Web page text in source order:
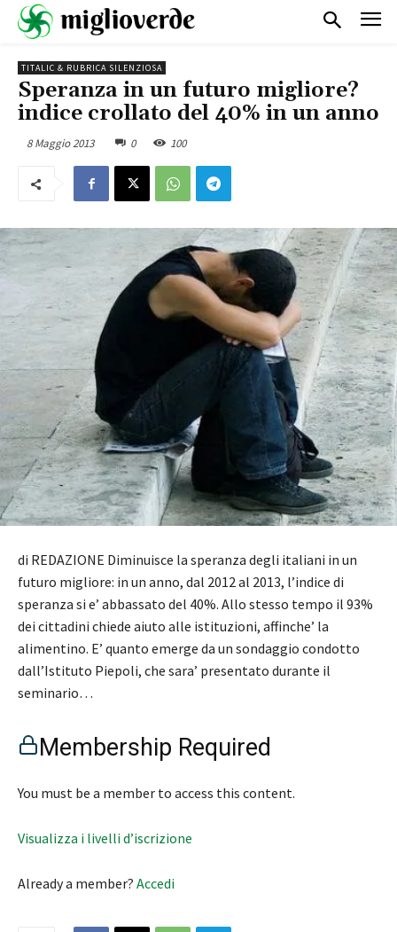
TITALIC & RUBRICA SILENZIOSA
Speranza in un futuro migliore?
indice crollato del 40% in un anno
8 Maggio 2013 0 100
di REDAZIONE Diminuisce la speranza degli italiani in un
futuro migliore: in un anno, dal 2012 al 2013, l’indice di
speranza si e’ abbassato del 40%. Allo stesso tempo il 93%
dei cittadini chiede aiuto alle istituzioni, affinche’ la
alimentino. E’ quanto emerge da un sondaggio condotto
dall’Istituto Piepoli, che sara’ presentato durante il
seminario…
Membership Required
You must be a member to access this content.
Visualizza i livelli d’iscrizione
Already a member? Accedi